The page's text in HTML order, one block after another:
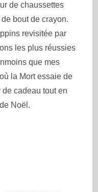
de chaussettes
bout de crayon.
revisitée par
les plus réussies
que mes
la Mort essaie de
cadeau tout en
Noël.